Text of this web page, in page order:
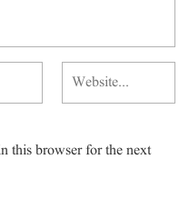
this browser for the next